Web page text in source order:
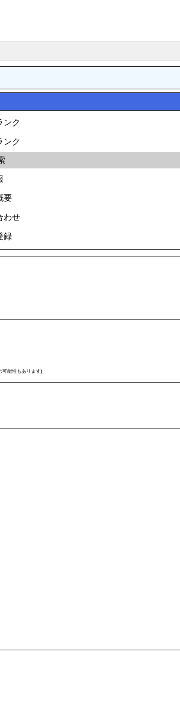
ンク
ンク
要
わせ
録
可能性もあります)